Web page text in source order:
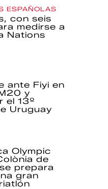
ESPAÑOLAS
con seis
medirse a
Nations
ante Fiyi en
y
el 13º
Uruguay
Olympic
de
prepara
gran